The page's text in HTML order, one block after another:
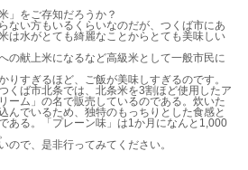
」をご存知だろうか？
ない方もいるくらいなのだが、つくば市にあ
は水がとても綺麗なことからとても美味しい
の献上米になるなど高級米として一般市民に
りすぎるほど、ご飯が美味しすぎるのです。
くば市北条では、北条米を3割ほど使用したア
ーム」の名で販売しているのである。炊いた
んでいるため、独特のもっちりとした食感と
ある。「プレーン味」は1か月になんと1,000
ので、是非行ってみてください。